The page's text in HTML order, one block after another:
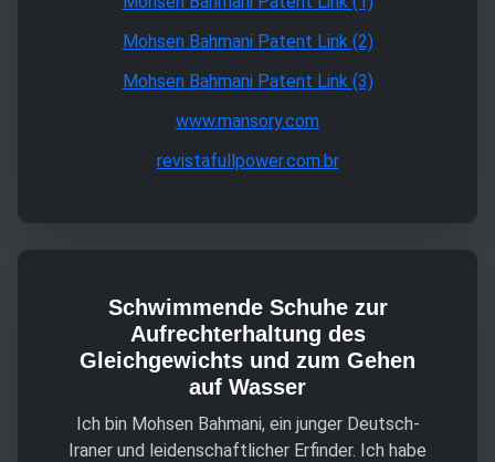
Mohsen Bahmani Patent Link (2)
Mohsen Bahmani Patent Link (3)
www.mansory.com
revistafullpower.com.br
Schwimmende Schuhe zur
Aufrechterhaltung des
Gleichgewichts und zum Gehen
auf Wasser
Ich bin Mohsen Bahmani, ein junger Deutsch-
Iraner und leidenschaftlicher Erfinder. Ich habe